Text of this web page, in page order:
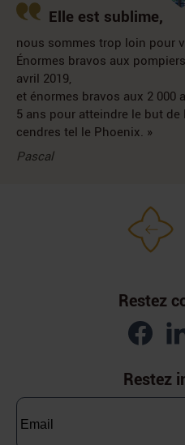
Elle est sublime,
nous sommes trop loin pour
Énormes bravos aux
avril 2019,
et énormes bravos aux 2
5 ans pour atteindre le but de
cendres tel le Phoenix. »
Pascal
Restez
Restez